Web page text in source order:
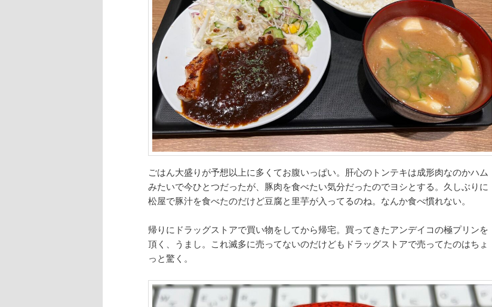
ごはん大盛りが予想以上に多くてお腹いっぱい。肝心のトンテキは成形肉なのかハム
みたいで今ひとつだったが、豚肉を食べたい気分だったのでヨシとする。久しぶりに
松屋で豚汁を食べたのだけど豆腐と里芋が入ってるのね。なんか食べ慣れない。
帰りにドラッグストアで買い物をしてから帰宅。買ってきたアンデイコの極プリンを
頂く、うまし。これ滅多に売ってないのだけどもドラッグストアで売ってたのはちょ
っと驚く。